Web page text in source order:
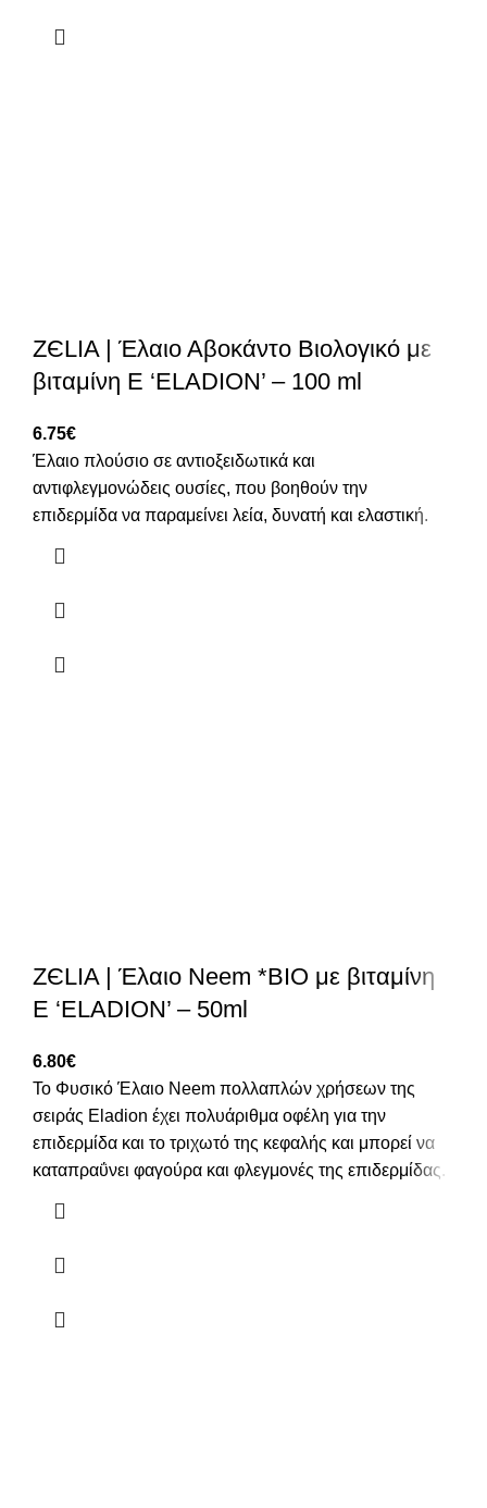
ZЄLIA | Έλαιο Αβοκάντο Βιολογικό με
βιταμίνη Ε ‘ELADION’ – 100 ml
6.75€
Έλαιο πλούσιο σε αντιοξειδωτικά και
αντιφλεγμονώδεις ουσίες, που βοηθούν την
επιδερμίδα να παραμείνει λεία, δυνατή και ελαστική.
ZЄLIA | Έλαιο Neem *BIO με βιταμίνη
Ε ‘ELADION’ – 50ml
6.80€
To Φυσικό Έλαιο Neem πολλαπλών χρήσεων της
σειράς Eladion έχει πολυάριθμα οφέλη για την
επιδερμίδα και το τριχωτό της κεφαλής και μπορεί να
καταπραΰνει φαγούρα και φλεγμονές της επιδερμίδας.